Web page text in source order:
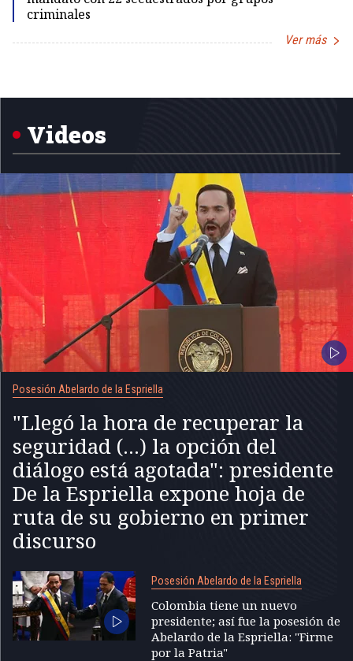
criminales
Ver más
5
Videos
Posesión Abelardo de la Espriella
"Llegó la hora de recuperar la
seguridad (...) la opción del
diálogo está agotada": presidente
De la Espriella expone hoja de
ruta de su gobierno en primer
discurso
Posesión Abelardo de la Espriella
Colombia tiene un nuevo
presidente; así fue la posesión de
Abelardo de la Espriella: "Firme
por la Patria"